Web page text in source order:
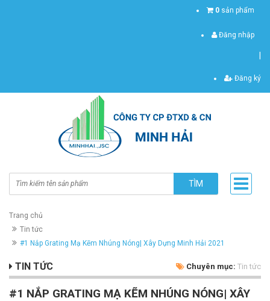
0 sản phẩm
Đăng nhập
Đăng ký
TÌM
Trang chủ
Tin tức
#1 Nắp Grating Mạ Kẽm Nhúng Nóng| Xây Dựng Minh Hải 2021
TIN TỨC Chuyên mục: Tin tức
#1 NẮP GRATING MẠ KẼM NHÚNG NÓNG| XÂY